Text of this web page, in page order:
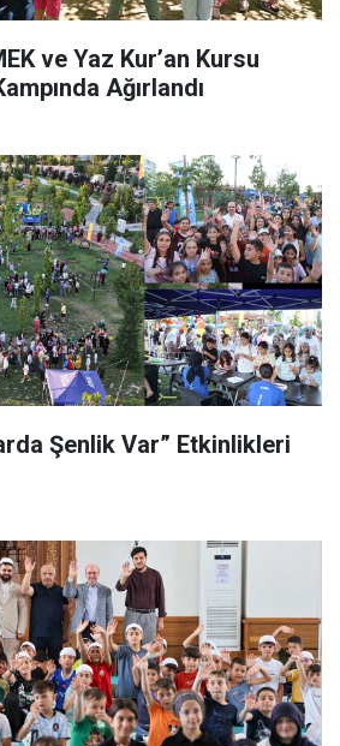
ve Yaz Kur’an Kursu
Ağırlandı
Şenlik Var” Etkinlikleri